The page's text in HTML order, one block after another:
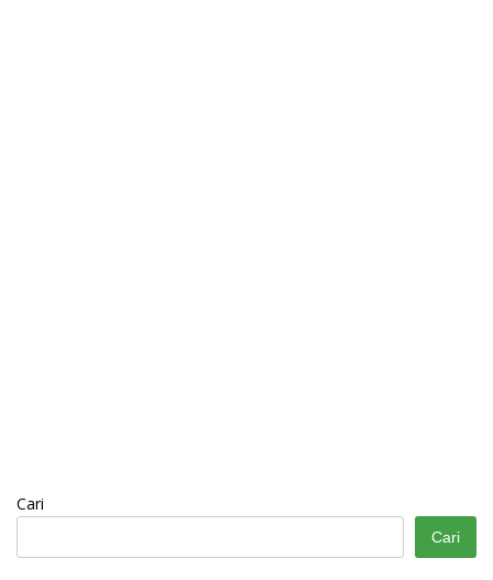
Cari
Cari